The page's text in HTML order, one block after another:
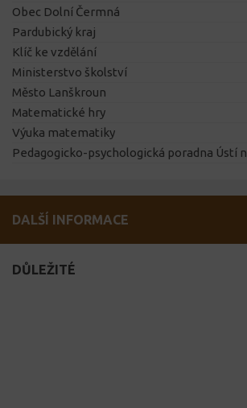
Obec Dolní Čermná
Pardubický kraj
Klíč ke vzdělání
Ministerstvo školství
Město Lanškroun
Matematické hry
Výuka matematiky
Pedagogicko-psychologická poradna Ústí
DALŠÍ INFORMACE
DŮLEŽITÉ